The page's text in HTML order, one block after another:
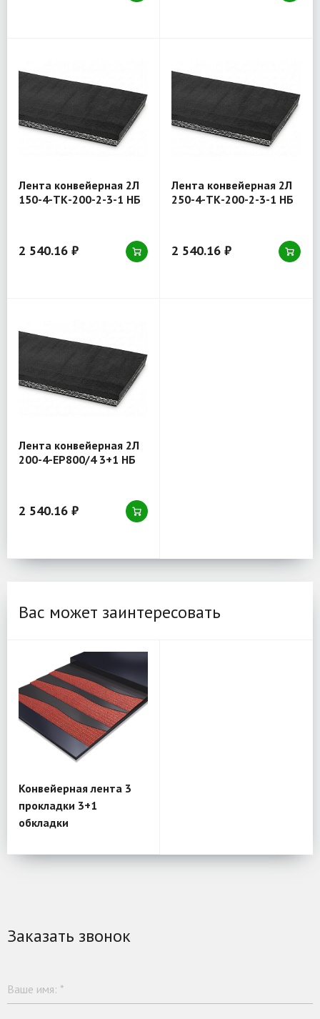
Лента конвейерная 2Л
150-4-ТК-200-2-3-1 НБ
2 540.16 ₽
Лента конвейерная 2Л
250-4-ТК-200-2-3-1 НБ
2 540.16 ₽
Лента конвейерная 2Л
200-4-EP800/4 3+1 НБ
2 540.16 ₽
Вас может заинтересовать
Конвейерная лента 3
прокладки 3+1
обкладки
Заказать звонок
Ваше имя: *